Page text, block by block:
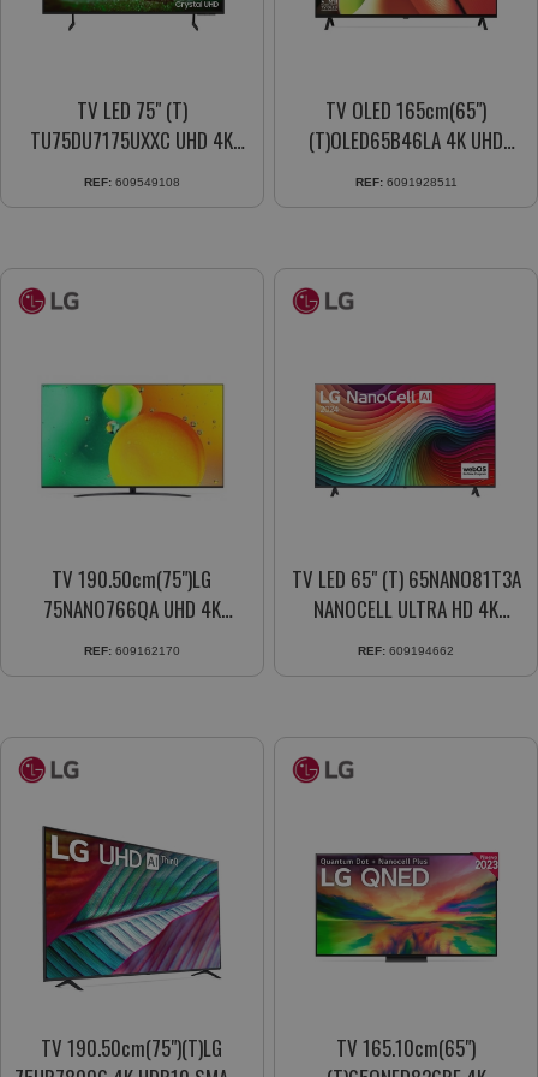
TV LED 75" (T)
TU75DU7175UXXC UHD 4K
NEGRO
REF: 609549108
TV OLED 165cm(65")
(T)OLED65B46LA 4K UHD
REF: 6091928511
TV 190.50cm(75")LG
75NANO766QA UHD 4K
DVB-T2
REF: 609162170
TV LED 65" (T) 65NANO81T3A
NANOCELL ULTRA HD 4K
REF: 609194662
TV 190.50cm(75")(T)LG
TV 165.10cm(65")